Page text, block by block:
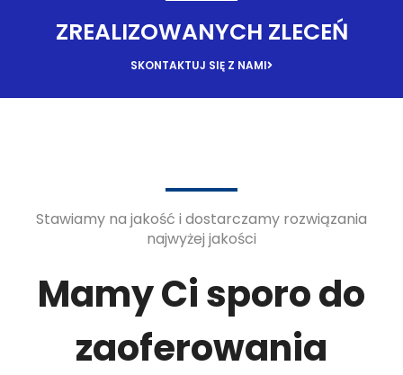
ZREALIZOWANYCH ZLECEŃ
SKONTAKTUJ SIĘ Z NAMI
Stawiamy na jakość i dostarczamy rozwiązania
najwyżej jakości
Mamy Ci sporo do
zaoferowania